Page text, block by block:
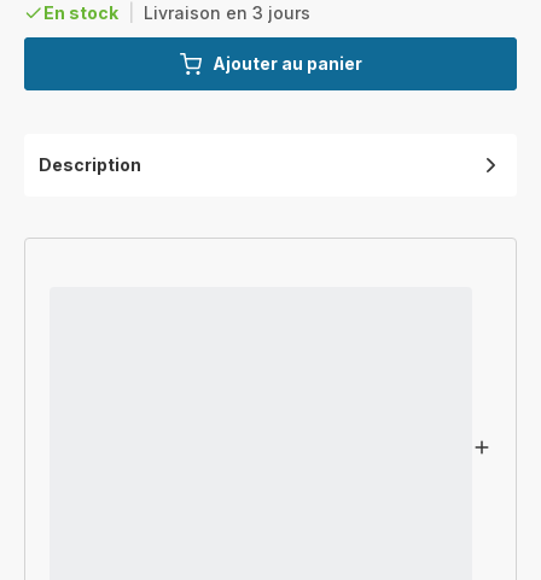
En stock Livraison en 3 jours
Ajouter au panier
Description